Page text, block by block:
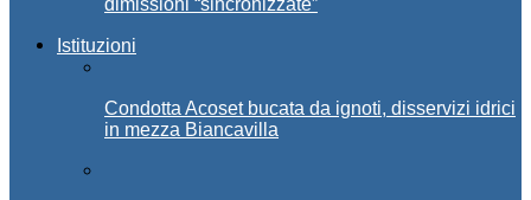
dimissioni “sincronizzate”
Istituzioni
Condotta Acoset bucata da ignoti, disservizi idrici
in mezza Biancavilla